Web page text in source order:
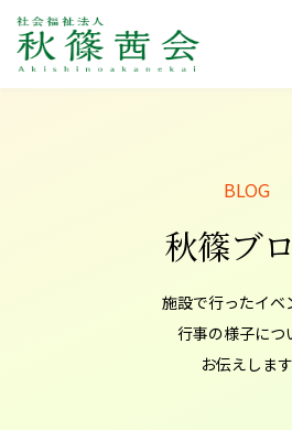
秋篠ブ
施設で行ったイベ
行事の様子につ
お伝えします